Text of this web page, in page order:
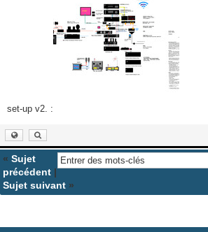
set-up v2. :
« Sujet
précédent |
Sujet suivant »